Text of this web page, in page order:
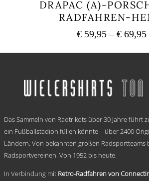
DRAPAC (A)-
RADFAHREN-
€ 59,95 –€ 69,95
Varianten
auf.
können
auf
gewählt
Das Sammeln von Radtrikots über 30 Jahre führt
ein Fußballstadion füllen könnte – über 2400
Ländern. Von bekannten großen Radsportteams
Radsportvereinen. Von 1952 bis heute.
In Verbindung mit Retro-Radfahren von